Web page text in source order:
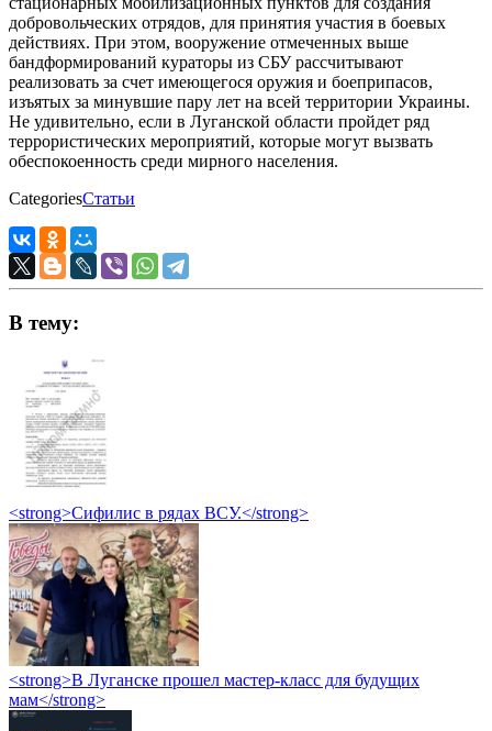
добровольческих отрядов, для принятия участия в боевых
действиях. При этом, вооружение отмеченных выше
бандформирований кураторы из СБУ рассчитывают
реализовать за счет имеющегося оружия и боеприпасов,
изъятых за минувшие пару лет на всей территории Украины.
Не удивительно, если в Луганской области пройдет ряд
террористических мероприятий, которые могут вызвать
обеспокоенность среди мирного населения.
CategoriesСтатьи
В тему:
<strong>Сифилис в рядах ВСУ.</strong>
<strong>В Луганске прошел мастер-класс для будущих
мам</strong>